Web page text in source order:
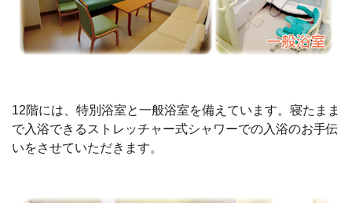
12階には、特別浴室と一般浴室を備えています。寝たまま
で入浴できるストレッチャー式シャワーでの入浴のお手伝
いをさせていただきます。